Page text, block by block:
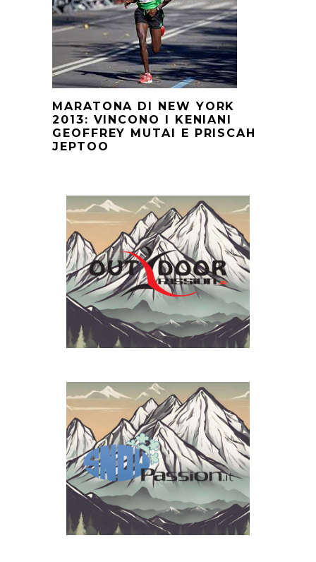
MARATONA DI NEW YORK
2013: VINCONO I KENIANI
GEOFFREY MUTAI E PRISCAH
JEPTOO